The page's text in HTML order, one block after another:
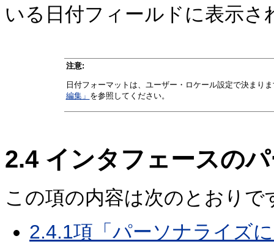
いる日付フィールドに表示さ
注意:
日付フォーマットは、ユーザー・ロケール設定で決まり
編集」 を参照してください。
2.4 インタフェースの
この項の内容は次のとおりで
2.4.1項「パーソナライズ